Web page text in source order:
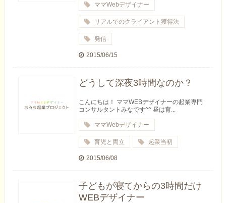
ママWebデザイナー
リアルでのクライアント獲得法
発信
2015/06/15
どうして深夜3時間なのか？
こんにちは！ ママWEBデザイナーの起業専門
コンサルタントみなです^^ 昼は育...
ママWebデザイナー
育児と両立 起業当初
2015/06/08
子どもが寝てからの3時間だけ
WEBデザイナー